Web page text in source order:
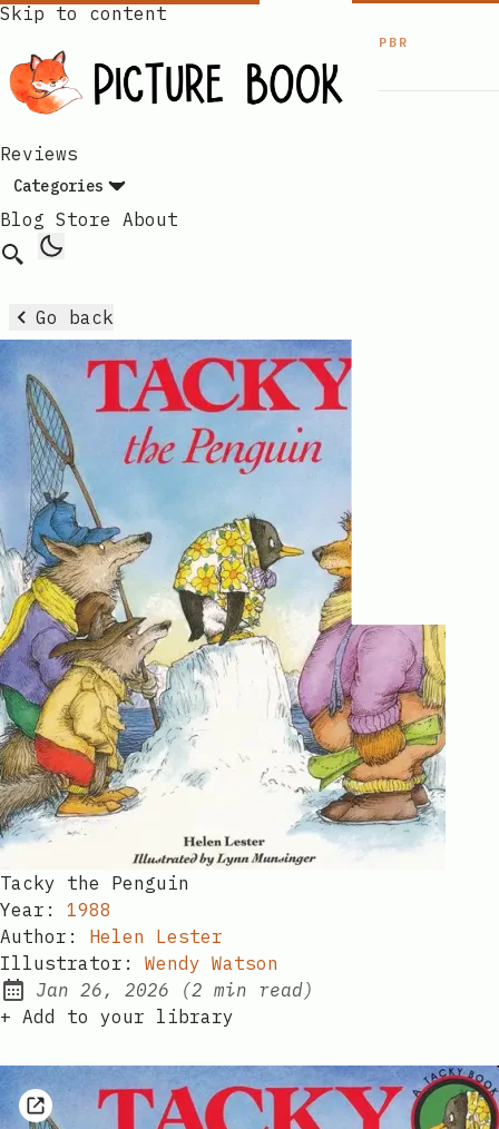
Skip to content
Reviews
Categories
Blog Store About
PBR
Go back
Tacky the Penguin​​​​‌ ‍ ​‍​‍‌‍ ‌ ​‍‌‍‍‌‌‍‌ ‌‍‍‌‌‍ ‍​‍​‍​ ‍‍​‍​‍‌ ​ ‌‍​‌‌‍ ‍‌‍‍‌‌ ‌​‌ ‍‌​‍ ‍‌‍‍‌‌‍ ​‍​‍​‍ ​​‍​‍‌‍‍​‌ ​‍‌‍‌‌‌‍‌‍​‍​‍​ ‍‍​‍​‍‌‍‍​‌ ‌​‌ ‌​‌ ​​‌ ​ ​ ‍‍​‍ ​‍ ‌ ​​‌‍‍‌‌‍​ ‌ ‌​‌ ‌‌‌ ​‍‌‍‌‌‌‍​‍‌‍ ‌‍ ‌‍‍ ‌ ​‍‌‍‌‌‌ ‌‍‌‍‍‌‌‍‌‌‌ ‌ ​‍ ‍‌ ​ ‌‍​‌‌‍ ‍‌‍‍‌‌ ‌​‌ ‍‌​‍ ‍‌ ​ ‌ ‌​‌ ‌‌‌‍‌​‌‍‍‌‌‍ ​‍ ‌‍‍‌‌‍ ‍‌ ‌​‌‍‌‌‌‍ ‍‌ ‌​​‍ ‌‍‌‌‌‍‌​‌‍‍‌‌ ‌​​‍ ‌‍ ‌‌‍ ‌‍‌​‌‍‌‌​ ‌‌ ​​‌ ​‍‌‍‌‌‌ ​ ‌‍‌‌‌‍ ‍‌ ‌​‌‍​‌‌ ‌​‌‍‍‌‌‍ ‌‍ ‍​ ‍ ‌‍‍‌‌‍‌​​ ‌‌‍ ‌‌​ ‌ ‌‍​ ‍‌​ ​‍‌ ​ ‌​ ​‌‌‍‌‌ ​​‌ ​ ‌‌‌ ‌‍‌‍​ ‌‌‌ ​‍​ ‌‍‌‌‌​‌​‍ ‌ ‍​‌ ​ ‌ ​‍‌ ‍​‌​‍‍​ ‍ ‌ ‌​‌ ‍‌‌ ​​‌‍‌‌​ ‌‌ ​‍‌‍‌‌‌ ‌‍‌‍‍‌‌‍‌‌‌ ‌ ​ ‍ ‌ ​​‌‍​‌‌ ‌​‌‍‍​​ ‌‌ ‌​‌‍‍‌‌ ‌​‌‍ ​‌‍‌‌​ ‌‍​‍‌‍​‌‌ ​ ‌‍‌‌‌‌‌‌‌ ​‍‌‍ ​​ ‌‌‍‍​‌ ‌​‌ ‌​‌ ​​‌ ​ ​‍‌‌​ ​ ‌​​‌​‍‌‌​ ​‍‌​‌‍​‍‌‌​ ​‍‌​‌‍‌ ​​‌‍‍‌‌‍​ ‌ ‌​‌ ‌‌‌ ​‍‌‍‌‌‌‍​‍‌‍ ‌‍ ‌‍‍ ‌ ​‍‌‍‌‌‌ ‌‍‌‍‍‌‌‍‌‌‌ ‌ ​‍ ‍‌ ​ ‌‍​‌‌‍ ‍‌‍‍‌‌ ‌​‌ ‍‌​‍ ‍‌ ​ ‌ ‌​‌ ‌‌‌‍‌​‌‍‍‌‌‍ ​‍‌‍‌‍‍‌‌‍‌​​ ‌‌‍ ‌‌​ ‌ ‌‍​ ‍‌​ ​‍‌ ​ ‌​ ​‌‌‍‌‌ ​​‌ ​ ‌‌‌ ‌‍‌‍​ ‌‌‌ ​‍​ ‌‍‌‌‌​‌​‍ ‌ ‍​‌ ​ ‌ ​‍‌ ‍​‌​‍‍​‍‌‍‌ ‌​‌ ‍‌‌ ​​‌‍‌‌​ ‌‌ ​‍‌‍‌‌‌ ‌‍‌‍‍‌‌‍‌‌‌ ‌ ​‍‌‍‌ ​​‌‍​‌‌ ‌​‌‍‍​​ ‌‌ ‌​‌‍‍‌‌ ‌​‌‍ ​‌‍‌‌​‍‌‍‌ ​​‌‍‌‌‌ ​‍‌ ​ ‌ ​​‌‍‌‌‌‍​ ‌ ‌​‌‍‍‌‌ ‌‍‌‍‌‌​ ‌‌ ​​‌ ‌‌‌‍​‍‌‍ ​‌‍‍‌‌ ​ ‌‍‍​‌‍‌‌‌‍‌​​‍​‍‌ ‌
Year:
1988
Author:
Helen Lester​​​​‌ ‍ ​‍​‍‌‍ ‌ ​‍‌‍‍‌‌‍‌ ‌‍‍‌‌‍ ‍​‍​‍​ ‍‍​‍​‍‌ ​ ‌‍​‌‌‍ ‍‌‍‍‌‌ ‌​‌ ‍‌​‍ ‍‌‍‍‌‌‍ ​‍​‍​‍ ​​‍​‍‌‍‍​‌ ​‍‌‍‌‌‌‍‌‍​‍​‍​ ‍‍​‍​‍‌‍‍​‌ ‌​‌ ‌​‌ ​​‌ ​ ​ ‍‍​‍ ​‍ ‌ ​​‌‍‍‌‌‍​ ‌ ‌​‌ ‌‌‌ ​‍‌‍‌‌‌‍​‍‌‍ ‌‍ ‌‍‍ ‌ ​‍‌‍‌‌‌ ‌‍‌‍‍‌‌‍‌‌‌ ‌ ​‍ ‍‌ ​ ‌‍​‌‌‍ ‍‌‍‍‌‌ ‌​‌ ‍‌​‍ ‍‌ ​ ‌ ‌​‌ ‌‌‌‍‌​‌‍‍‌‌‍ ​‍ ‌‍‍‌‌‍ ‍‌ ‌​‌‍‌‌‌‍ ‍‌ ‌​​‍ ‌‍‌‌‌‍‌​‌‍‍‌‌ ‌​​‍ ‌‍ ‌‌‍ ‌‍‌​‌‍‌‌​ ‌‌ ​​‌ ​‍‌‍‌‌‌ ​ ‌‍‌‌‌‍ ‍‌ ‌​‌‍​‌‌ ‌​‌‍‍‌‌‍ ‌‍ ‍​ ‍ ‌‍‍‌‌‍‌​​ ‌‌‍ ‌‌​ ‌ ‌‍​ ‍‌​ ​‍‌ ​ ‌​ ​‌‌‍‌‌ ​​‌ ​ ‌‌‌ ‌‍‌‍​ ‌‌‌ ​‍​ ‌‍‌‌‌​‌​‍ ‌ ‍​‌ ​ ‌ ​‍‌ ‍​‌​‍‍​ ‍ ‌ ‌​‌ ‍‌‌ ​​‌‍‌‌​ ‌‌ ​‍‌‍‌‌‌ ‌‍‌‍‍‌‌‍‌‌‌ ‌ ​ ‍ ‌ ​​‌‍​‌‌ ‌​‌‍‍​​ ‌‌‍​‍‌‍ ‌‍ ‌‍‍ ‌​​‌‌ ‌‌‌ ‌​‌‍‍​‌‍ ‌ ​‍‌ ​ ​‍‌‌​ ‌‌‌​​‍​ ​​​‍‌‌​ ‌‌‌​‌​​ ‌‍​‍‌‍​‌‌ ​ ‌‍‌‌‌‌‌‌‌ ​‍‌‍ ​​ ‌‌‍‍​‌ ‌​‌ ‌​‌ ​​‌ ​ ​‍‌‌​ ​ ‌​​‌​‍‌‌​ ​‍‌​‌‍​‍‌‌​ ​‍‌​‌‍‌ ​​‌‍‍‌‌‍​ ‌ ‌​‌ ‌‌‌ ​‍‌‍‌‌‌‍​‍‌‍ ‌‍ ‌‍‍ ‌ ​‍‌‍‌‌‌ ‌‍‌‍‍‌‌‍‌‌‌ ‌ ​‍ ‍‌ ​ ‌‍​‌‌‍ ‍‌‍‍‌‌ ‌​‌ ‍‌​‍ ‍‌ ​ ‌ ‌​‌ ‌‌‌‍‌​‌‍‍‌‌‍ ​‍‌‍‌‍‍‌‌‍‌​​ ‌‌‍ ‌‌​ ‌ ‌‍​ ‍‌​ ​‍‌ ​ ‌​ ​‌‌‍‌‌ ​​‌ ​ ‌‌‌ ‌‍‌‍​ ‌‌‌ ​‍​ ‌‍‌‌‌​‌​‍ ‌ ‍​‌ ​ ‌ ​‍‌ ‍​‌​‍‍​‍‌‍‌ ‌​‌ ‍‌‌ ​​‌‍‌‌​ ‌‌ ​‍‌‍‌‌‌ ‌‍‌‍‍‌‌‍‌‌‌ ‌ ​‍‌‍‌ ​​‌‍​‌‌ ‌​‌‍‍​​ ‌‌‍​‍‌‍ ‌‍ ‌‍‍ ‌​​‌‌ ‌‌‌ ‌​‌‍‍​‌‍ ‌ ​‍‌ ​ ​‍‌‌​ ‌‌‌​​‍​ ​​​‍‌‌​ ‌‌‌​‌​​‍‌‍‌ ​​‌‍‌‌‌ ​‍‌ ​ ‌ ​​‌‍‌‌‌‍​ ‌ ‌​‌‍‍‌‌ ‌‍‌‍‌‌​ ‌‌ ​​‌ ‌‌‌‍​‍‌‍ ​‌‍‍‌‌ ​ ‌‍‍​‌‍‌‌‌‍‌​​‍​‍‌ ‌
Illustrator:
Wendy Watson​​​​‌ ‍ ​‍​‍‌‍ ‌ ​‍‌‍‍‌‌‍‌ ‌‍‍‌‌‍ ‍​‍​‍​ ‍‍​‍​‍‌ ​ ‌‍​‌‌‍ ‍‌‍‍‌‌ ‌​‌ ‍‌​‍ ‍‌‍‍‌‌‍ ​‍​‍​‍ ​​‍​‍‌‍‍​‌ ​‍‌‍‌‌‌‍‌‍​‍​‍​ ‍‍​‍​‍‌‍‍​‌ ‌​‌ ‌​‌ ​​‌ ​ ​ ‍‍​‍ ​‍ ‌ ​​‌‍‍‌‌‍​ ‌ ‌​‌ ‌‌‌ ​‍‌‍‌‌‌‍​‍‌‍ ‌‍ ‌‍‍ ‌ ​‍‌‍‌‌‌ ‌‍‌‍‍‌‌‍‌‌‌ ‌ ​‍ ‍‌ ​ ‌‍​‌‌‍ ‍‌‍‍‌‌ ‌​‌ ‍‌​‍ ‍‌ ​ ‌ ‌​‌ ‌‌‌‍‌​‌‍‍‌‌‍ ​‍ ‌‍‍‌‌‍ ‍‌ ‌​‌‍‌‌‌‍ ‍‌ ‌​​‍ ‌‍‌‌‌‍‌​‌‍‍‌‌ ‌​​‍ ‌‍ ‌‌‍ ‌‍‌​‌‍‌‌​ ‌‌ ​​‌ ​‍‌‍‌‌‌ ​ ‌‍‌‌‌‍ ‍‌ ‌​‌‍​‌‌ ‌​‌‍‍‌‌‍ ‌‍ ‍​ ‍ ‌‍‍‌‌‍‌​​ ‌‌‍ ‌‌​ ‌ ‌‍​ ‍‌​ ​‍‌ ​ ‌​ ​‌‌‍‌‌ ​​‌ ​ ‌‌‌ ‌‍‌‍​ ‌‌‌ ​‍​ ‌‍‌‌‌​‌​‍ ‌ ‍​‌ ​ ‌ ​‍‌ ‍​‌​‍‍​ ‍ ‌ ‌​‌ ‍‌‌ ​​‌‍‌‌​ ‌‌ ​‍‌‍‌‌‌ ‌‍‌‍‍‌‌‍‌‌‌ ‌ ​ ‍ ‌ ​​‌‍​‌‌ ‌​‌‍‍​​ ‌‌‍​‍‌‍ ‌‍ ‌‍‍ ‌​‍‌‌‍ ​‌‍ ​‌ ‌‌‌ ​ ‌ ‌​‌ ​‍‌‍​‌‌ ‌​‌‍ ‌ ​‍‌ ​ ​‍‌‌​ ‌‌‌​​‍​ ​​​‍‌‌​ ‌‌‌​‌​​ ‌‍​‍‌‍​‌‌ ​ ‌‍‌‌‌‌‌‌‌ ​‍‌‍ ​​ ‌‌‍‍​‌ ‌​‌ ‌​‌ ​​‌ ​ ​‍‌‌​ ​ ‌​​‌​‍‌‌​ ​‍‌​‌‍​‍‌‌​ ​‍‌​‌‍‌ ​​‌‍‍‌‌‍​ ‌ ‌​‌ ‌‌‌ ​‍‌‍‌‌‌‍​‍‌‍ ‌‍ ‌‍‍ ‌ ​‍‌‍‌‌‌ ‌‍‌‍‍‌‌‍‌‌‌ ‌ ​‍ ‍‌ ​ ‌‍​‌‌‍ ‍‌‍‍‌‌ ‌​‌ ‍‌​‍ ‍‌ ​ ‌ ‌​‌ ‌‌‌‍‌​‌‍‍‌‌‍ ​‍‌‍‌‍‍‌‌‍‌​​ ‌‌‍ ‌‌​ ‌ ‌‍​ ‍‌​ ​‍‌ ​ ‌​ ​‌‌‍‌‌ ​​‌ ​ ‌‌‌ ‌‍‌‍​ ‌‌‌ ​‍​ ‌‍‌‌‌​‌​‍ ‌ ‍​‌ ​ ‌ ​‍‌ ‍​‌​‍‍​‍‌‍‌ ‌​‌ ‍‌‌ ​​‌‍‌‌​ ‌‌ ​‍‌‍‌‌‌ ‌‍‌‍‍‌‌‍‌‌‌ ‌ ​‍‌‍‌ ​​‌‍​‌‌ ‌​‌‍‍​​ ‌‌‍​‍‌‍ ‌‍ ‌‍‍ ‌​‍‌‌‍ ​‌‍ ​‌ ‌‌‌ ​ ‌ ‌​‌ ​‍‌‍​‌‌ ‌​‌‍ ‌ ​‍‌ ​ ​‍‌‌​ ‌‌‌​​‍​ ​​​‍‌‌​ ‌‌‌​‌​​‍‌‍‌ ​​‌‍‌‌‌ ​‍‌ ​ ‌ ​​‌‍‌‌‌‍​ ‌ ‌​‌‍‍‌‌ ‌‍‌‍‌‌​ ‌‌ ​​‌ ‌‌‌‍​‍‌‍ ​‌‍‍‌‌ ​ ‌‍‍​‌‍‌‌‌‍‌​​‍​‍‌ ‌
Published:
Jan 26, 2026
(2 min read​​​​‌ ‍ ​‍​‍‌‍ ‌ ​‍‌‍‍‌‌‍‌ ‌‍‍‌‌‍ ‍​‍​‍​ ‍‍​‍​‍‌ ​ ‌‍​‌‌‍ ‍‌‍‍‌‌ ‌​‌ ‍‌​‍ ‍‌‍‍‌‌‍ ​‍​‍​‍ ​​‍​‍‌‍‍​‌ ​‍‌‍‌‌‌‍‌‍​‍​‍​ ‍‍​‍​‍‌‍‍​‌ ‌​‌ ‌​‌ ​​‌ ​ ​ ‍‍​‍ ​‍ ‌ ​​‌‍‍‌‌‍​ ‌ ‌​‌ ‌‌‌ ​‍‌‍‌‌‌‍​‍‌‍ ‌‍ ‌‍‍ ‌ ​‍‌‍‌‌‌ ‌‍‌‍‍‌‌‍‌‌‌ ‌ ​‍ ‍‌ ​ ‌‍​‌‌‍ ‍‌‍‍‌‌ ‌​‌ ‍‌​‍ ‍‌ ​ ‌ ‌​‌ ‌‌‌‍‌​‌‍‍‌‌‍ ​‍ ‌‍‍‌‌‍ ‍‌ ‌​‌‍‌‌‌‍ ‍‌ ‌​​‍ ‌‍‌‌‌‍‌​‌‍‍‌‌ ‌​​‍ ‌‍ ‌‌‍ ‌‍‌​‌‍‌‌​ ‌‌ ​​‌ ​‍‌‍‌‌‌ ​ ‌‍‌‌‌‍ ‍‌ ‌​‌‍​‌‌ ‌​‌‍‍‌‌‍ ‌‍ ‍​ ‍ ‌‍‍‌‌‍‌​​ ‌‌‍ ‌‌​ ‌ ‌‍​ ‍‌​ ​‍‌ ​ ‌​ ​‌‌‍‌‌ ​​‌ ​ ‌‌‌ ‌‍‌‍​ ‌‌‌ ​‍​ ‌‍‌‌‌​‌​‍ ‌ ‍​‌ ​ ‌ ​‍‌ ‍​‌​‍‍​ ‍ ‌ ‌​‌ ‍‌‌ ​​‌‍‌‌​ ‌‌ ​‍‌‍‌‌‌ ‌‍‌‍‍‌‌‍‌‌‌ ‌ ​ ‍ ‌ ​​‌‍​‌‌ ‌​‌‍‍​​ ‌‌ ​‍‌‍‌‌‌‍​‌‌‍‌​‌‍‍‌‌‍ ‍‌‍‌ ‌‌‌​‌‍‍‌‌‍ ‌‌‍‌‌​ ‌‍​‍‌‍​‌‌ ​ ‌‍‌‌‌‌‌‌‌ ​‍‌‍ ​​ ‌‌‍‍​‌ ‌​‌ ‌​‌ ​​‌ ​ ​‍‌‌​ ​ ‌​​‌​‍‌‌​ ​‍‌​‌‍​‍‌‌​ ​‍‌​‌‍‌ ​​‌‍‍‌‌‍​ ‌ ‌​‌ ‌‌‌ ​‍‌‍‌‌‌‍​‍‌‍ ‌‍ ‌‍‍ ‌ ​‍‌‍‌‌‌ ‌‍‌‍‍‌‌‍‌‌‌ ‌ ​‍ ‍‌ ​ ‌‍​‌‌‍ ‍‌‍‍‌‌ ‌​‌ ‍‌​‍ ‍‌ ​ ‌ ‌​‌ ‌‌‌‍‌​‌‍‍‌‌‍ ​‍‌‍‌‍‍‌‌‍‌​​ ‌‌‍ ‌‌​ ‌ ‌‍​ ‍‌​ ​‍‌ ​ ‌​ ​‌‌‍‌‌ ​​‌ ​ ‌‌‌ ‌‍‌‍​ ‌‌‌ ​‍​ ‌‍‌‌‌​‌​‍ ‌ ‍​‌ ​ ‌ ​‍‌ ‍​‌​‍‍​‍‌‍‌ ‌​‌ ‍‌‌ ​​‌‍‌‌​ ‌‌ ​‍‌‍‌‌‌ ‌‍‌‍‍‌‌‍‌‌‌ ‌ ​‍‌‍‌ ​​‌‍​‌‌ ‌​‌‍‍​​ ‌‌ ​‍‌‍‌‌‌‍​‌‌‍‌​‌‍‍‌‌‍ ‍‌‍‌ ‌‌‌​‌‍‍‌‌‍ ‌‌‍‌‌​‍‌‍‌ ​​‌‍‌‌‌ ​‍‌ ​ ‌ ​​‌‍‌‌‌‍​ ‌ ‌​‌‍‍‌‌ ‌‍‌‍‌‌​ ‌‌ ​​‌ ‌‌‌‍​‍‌‍ ​‌‍‍‌‌ ​ ‌‍‍​‌‍‌‌‌‍‌​​‍​‍‌ ‌)
+ Add to your library